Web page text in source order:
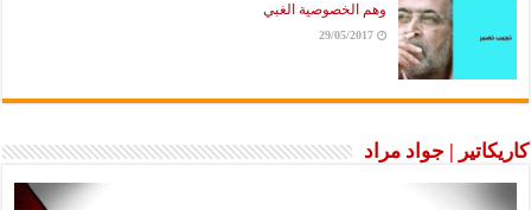
وهم الخصوصية الغبي
29/05/2017
كاريكاتير | جواد مراد